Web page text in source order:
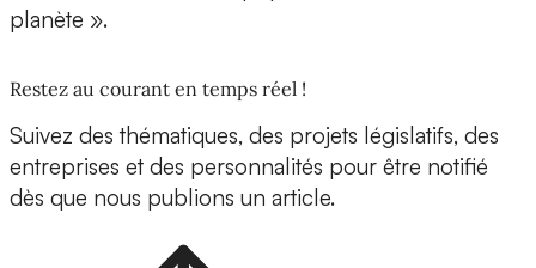
planète ».
Restez au courant en temps réel !
Suivez des thématiques, des projets législatifs, des
entreprises et des personnalités pour être notifié
dès que nous publions un article.